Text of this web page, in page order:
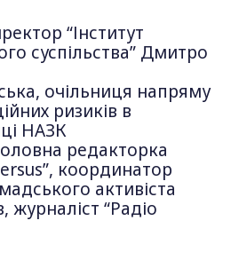
“Інститут
суспільства” Дмитро
очільниця напряму
ризиків в
НАЗК
редакторка
координатор
активіста
“Радіо